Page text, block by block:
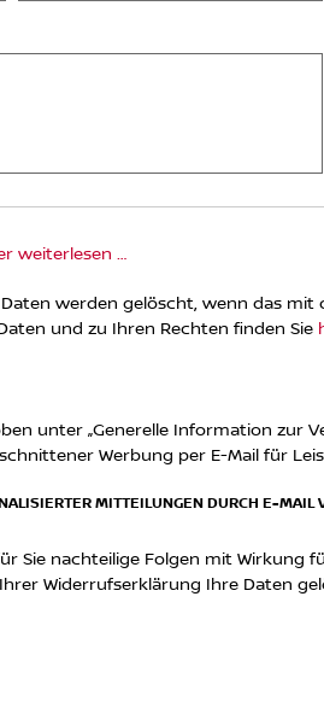
weiterlesen …
werden gelöscht, wenn das
und zu Ihren Rechten finden Sie
unter „Generelle Information zur
Werbung per E-Mail für
MITTEILUNGEN DURCH E-MAIL
Sie nachteilige Folgen mit Wirkung
Widerrufserklärung Ihre Daten